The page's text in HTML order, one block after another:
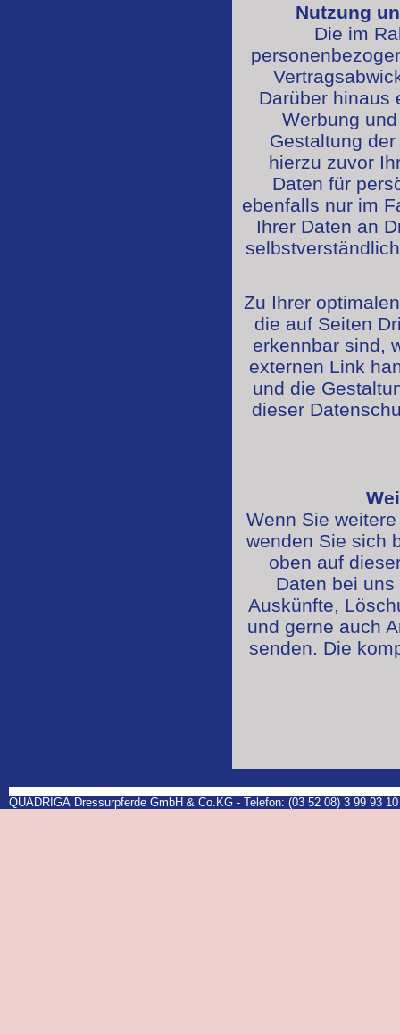
Nutzung
Die im
Darüber hinaus
Werbung
Gestaltung
hierzu zuvor
Daten für
ebenfalls nur im
Ihrer Daten an
Zu Ihrer
die auf Seiten
erkennbar sind,
externen Link
und die
dieser
Wenn Sie
wenden Sie sich
oben auf
Daten bei
Auskünfte,
und gerne auch
senden. Die
QUADRIGA Dressurpferde GmbH & Co.KG - Telefon: (03 52 08) 3 99 93 10